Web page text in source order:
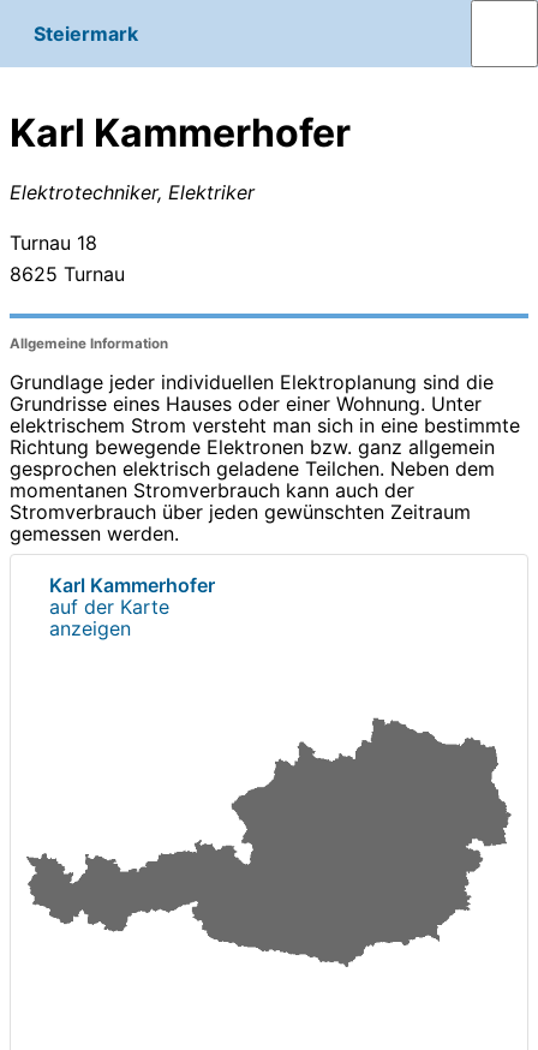
Steiermark
Karl Kammerhofer
Elektrotechniker, Elektriker
Turnau 18
8625 Turnau
Allgemeine Information
Grundlage jeder individuellen Elektroplanung sind die
Grundrisse eines Hauses oder einer Wohnung. Unter
elektrischem Strom versteht man sich in eine bestimmte
Richtung bewegende Elektronen bzw. ganz allgemein
gesprochen elektrisch geladene Teilchen. Neben dem
momentanen Stromverbrauch kann auch der
Stromverbrauch über jeden gewünschten Zeitraum
gemessen werden.
Karl Kammerhofer
auf der Karte
anzeigen